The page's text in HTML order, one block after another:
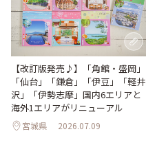
【改訂版発売♪】「角館・盛岡」
「仙台」「鎌倉」「伊豆」「軽井
沢」「伊勢志摩」国内6エリアと
海外1エリアがリニューアル
宮城県 2026.07.09